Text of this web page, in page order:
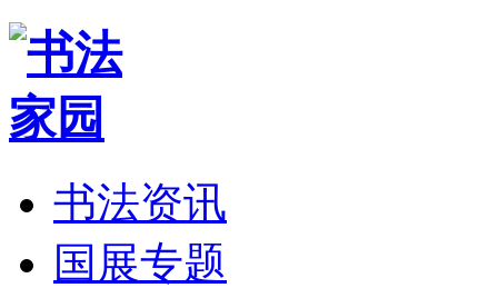
书法资讯
国展专题